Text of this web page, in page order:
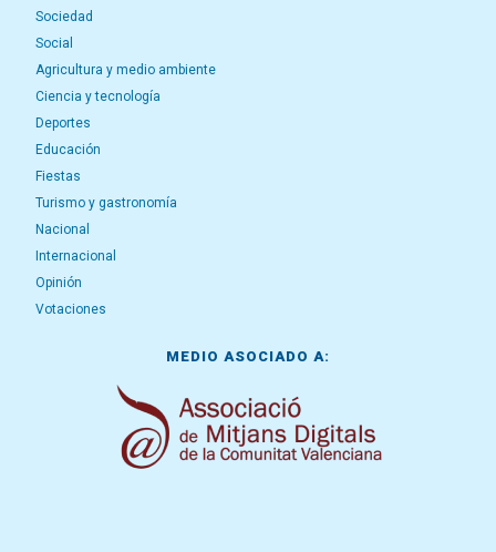
Sociedad
Social
Agricultura y medio ambiente
Ciencia y tecnología
Deportes
Educación
Fiestas
Turismo y gastronomía
Nacional
Internacional
Opinión
Votaciones
MEDIO ASOCIADO A: